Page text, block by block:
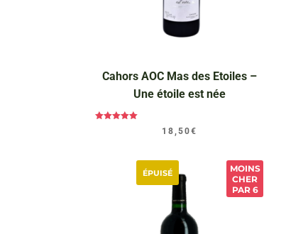
Cahors AOC Mas des Etoiles –
Une étoile est née
18,50€
MOINS
CHER
PAR 6
ÉPUISÉ